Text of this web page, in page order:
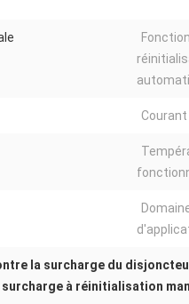
la surcharge du
surcharge à réinitialisation